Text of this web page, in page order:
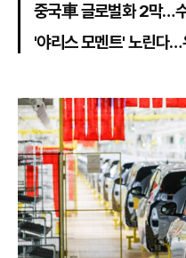
중국車 글로벌화 2막…
'야리스 모멘트' 노린다…